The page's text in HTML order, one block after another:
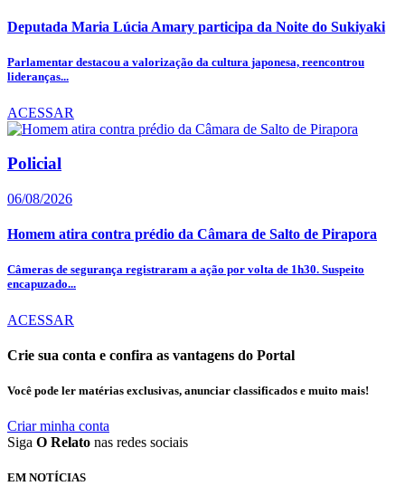
Deputada Maria Lúcia Amary participa da Noite do Sukiyaki
Parlamentar destacou a valorização da cultura japonesa, reencontrou
lideranças...
ACESSAR
Policial
06/08/2026
Homem atira contra prédio da Câmara de Salto de Pirapora
Câmeras de segurança registraram a ação por volta de 1h30. Suspeito
encapuzado...
ACESSAR
Crie sua conta e confira as vantagens do Portal
Você pode ler matérias exclusivas, anunciar classificados e muito mais!
Criar minha conta
Siga O Relato nas redes sociais
EM NOTÍCIAS